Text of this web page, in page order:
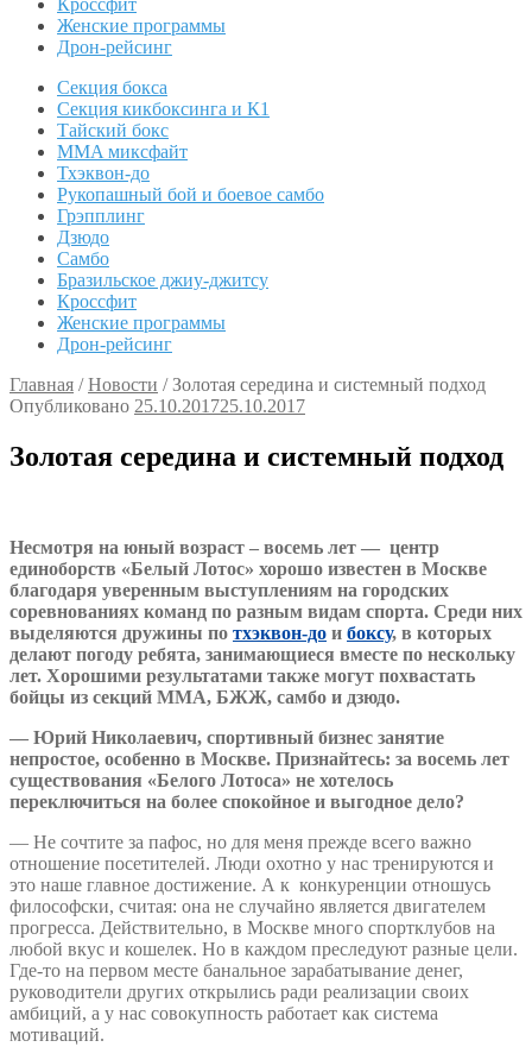
Кроссфит
Женские программы
Дрон-рейсинг
Секция бокса
Секция кикбоксинга и К1
Тайский бокс
MMA миксфайт
Тхэквон-до
Рукопашный бой и боевое самбо
Грэпплинг
Дзюдо
Самбо
Бразильское джиу-джитсу
Кроссфит
Женские программы
Дрон-рейсинг
Главная /Новости /Золотая середина и системный подход
Опубликовано 25.10.201725.10.2017
Золотая середина и системный подход
Несмотря на юный возраст – восемь лет — центр
единоборств «Белый Лотос» хорошо известен в Москве
благодаря уверенным выступлениям на городских
соревнованиях команд по разным видам спорта. Среди них
выделяются дружины по тхэквон-до и боксу, в которых
делают погоду ребята, занимающиеся вместе по нескольку
лет. Хорошими результатами также могут похвастать
бойцы из секций ММА, БЖЖ, самбо и дзюдо.
— Юрий Николаевич, спортивный бизнес занятие
непростое, особенно в Москве. Признайтесь: за восемь лет
существования «Белого Лотоса» не хотелось
переключиться на более спокойное и выгодное дело?
— Не сочтите за пафос, но для меня прежде всего важно
отношение посетителей. Люди охотно у нас тренируются и
это наше главное достижение. А к конкуренции отношусь
философски, считая: она не случайно является двигателем
прогресса. Действительно, в Москве много спортклубов на
любой вкус и кошелек. Но в каждом преследуют разные цели.
Где-то на первом месте банальное зарабатывание денег,
руководители других открылись ради реализации своих
амбиций, а у нас совокупность работает как система
мотиваций.